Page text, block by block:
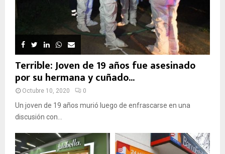
Terrible: Joven de 19 años fue asesinado
por su hermana y cuñado...
Octubre 10, 2020 0
Un joven de 19 años murió luego de enfrascarse en una
discusión con...